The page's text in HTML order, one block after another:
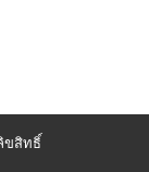
ขสิทธิ์